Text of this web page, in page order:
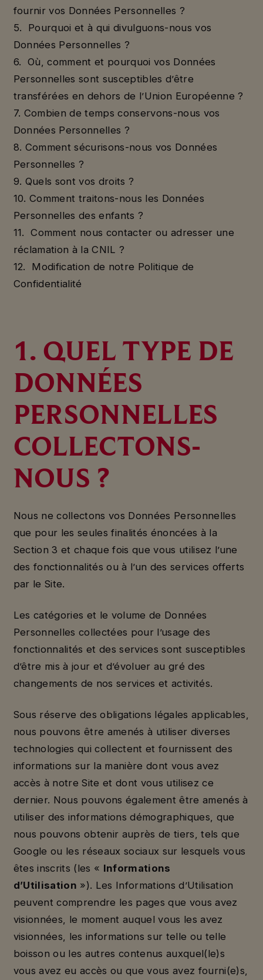
fournir vos Données Personnelles ?
5. Pourquoi et à qui divulguons-nous vos
Données Personnelles ?
6. Où, comment et pourquoi vos Données
Personnelles sont susceptibles d’être
transférées en dehors de l’Union Européenne ?
7. Combien de temps conservons-nous vos
Données Personnelles ?
8. Comment sécurisons-nous vos Données
Personnelles ?
9. Quels sont vos droits ?
10. Comment traitons-nous les Données
Personnelles des enfants ?
11. Comment nous contacter ou adresser une
réclamation à la CNIL ?
12. Modification de notre Politique de
Confidentialité
1. QUEL TYPE DE
DONNÉES
PERSONNELLES
COLLECTONS-
NOUS ?
Nous ne collectons vos Données Personnelles
que pour les seules finalités énoncées à la
Section 3 et chaque fois que vous utilisez l’une
des fonctionnalités ou à l’un des services offerts
par le Site.
Les catégories et le volume de Données
Personnelles collectées pour l’usage des
fonctionnalités et des services sont susceptibles
d’être mis à jour et d’évoluer au gré des
changements de nos services et activités.
Sous réserve des obligations légales applicables,
nous pouvons être amenés à utiliser diverses
technologies qui collectent et fournissent des
informations sur la manière dont vous avez
accès à notre Site et dont vous utilisez ce
dernier. Nous pouvons également être amenés à
utiliser des informations démographiques, que
nous pouvons obtenir auprès de tiers, tels que
Google ou les réseaux sociaux sur lesquels vous
êtes inscrits (les « Informations
d’Utilisation »). Les Informations d’Utilisation
peuvent comprendre les pages que vous avez
visionnées, le moment auquel vous les avez
visionnées, les informations sur telle ou telle
boisson ou les autres contenus auxquel(le)s
vous avez eu accès ou que vous avez fourni(e)s,